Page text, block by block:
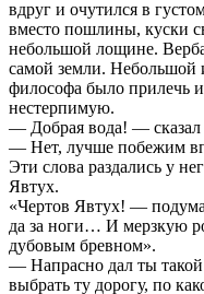
вдруг и очутился в
вместо пошлины, куски
небольшой лощине.
самой земли. Небольшой
философа было прилечь
нестерпимую.
— Добрая вода! —
— Нет, лучше побежим
Эти слова раздались у
Явтух.
«Чертов Явтух! —
да за ноги… И мерзкую
дубовым бревном».
— Напрасно дал ты
выбрать ту дорогу, по